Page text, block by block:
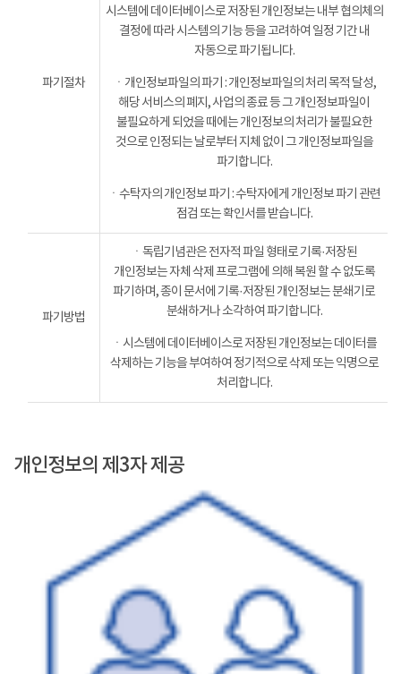
파기절차
시스템에 데이터베이스로 저장된 개인정보는 내부 협의체의
결정에 따라 시스템의 기능 등을 고려하여 일정 기간 내
자동으로 파기됩니다.
ㆍ개인정보파일의 파기 : 개인정보파일의 처리 목적 달성,
해당 서비스의 폐지, 사업의 종료 등 그 개인정보파일이
불필요하게 되었을 때에는 개인정보의 처리가 불필요한
것으로 인정되는 날로부터 지체 없이 그 개인정보파일을
파기합니다.
ㆍ수탁자의 개인정보 파기 : 수탁자에게 개인정보 파기 관련
점검 또는 확인서를 받습니다.
파기방법
ㆍ독립기념관은 전자적 파일 형태로 기록·저장된
개인정보는 자체 삭제 프로그램에 의해 복원 할 수 없도록
파기하며, 종이 문서에 기록·저장된 개인정보는 분쇄기로
분쇄하거나 소각하여 파기합니다.
ㆍ시스템에 데이터베이스로 저장된 개인정보는 데이터를
삭제하는 기능을 부여하여 정기적으로 삭제 또는 익명으로
처리합니다.
개인정보의 제3자 제공